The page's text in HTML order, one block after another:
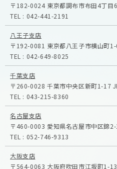
〒182-0024 東京都調布市布田4丁目
TEL : 042-441-2191
八王子支店
〒192-0081 東京都八王子市横山町1-
TEL : 042-649-8025
千葉支店
〒260-0028 千葉市中央区新町1-17
TEL : 043-215-8360
名古屋支店
〒460-0003 愛知県名古屋市中区錦
TEL : 052-746-9313
大阪支店
〒564-0063 大阪府吹田市江坂町1-